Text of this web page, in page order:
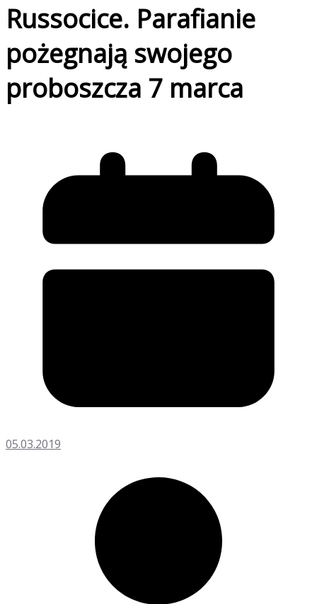
Russocice. Parafianie
pożegnają swojego
proboszcza 7 marca
05.03.2019